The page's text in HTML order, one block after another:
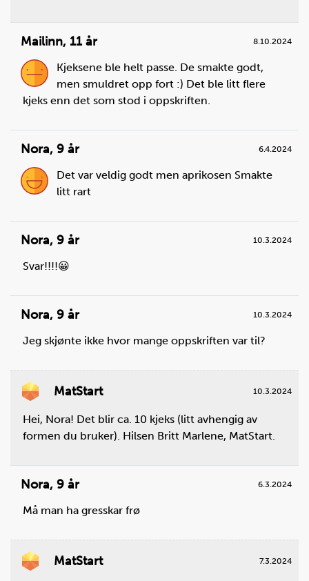
Steg2
Mål opp smør, ha det i en liten kjele og sett kjelen på
kokeplaten.
smør:
100g
Ha brunt sukker og honning i kjelen.
Du trenger
Mailinn, 11 år 8.10.2024
Kjeksene ble helt passe. De smakte godt,
men smuldret opp fort :) Det ble litt flere
kjeks enn det som stod i oppskriften.
Nora, 9 år 6.4.2024
Det var veldig godt men aprikosen Smakte
litt rart
Nora, 9 år 10.3.2024
Svar!!!!😀
Nora, 9 år 10.3.2024
Jeg skjønte ikke hvor mange oppskriften var til?
MatStart 10.3.2024
Hei, Nora! Det blir ca. 10 kjeks (litt avhengig av
formen du bruker). Hilsen Britt Marlene, MatStart.
Nora, 9 år 6.3.2024
Må man ha gresskar frø
MatStart 7.3.2024